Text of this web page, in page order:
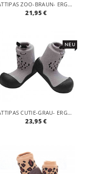
ATTIPAS ZOO-BRAUN- ERGONOMISCHE BABY LAUFLERNSCHUHE, ATMUNGSAKTIVE KINDER HAUSSCHUHE ABS SOCKEN BABYSCHUHE ANTIRUTSCH
21,95 €
NEU
ATTIPAS CUTIE-GRAU- ERGONOMISCHE BABY LAUFLERNSCHUHE, ATMUNGSAKTIVE KINDER HAUSSCHUHE ABS SOCKEN BABYSCHUHE ANTIRUTSCH
23,95 €